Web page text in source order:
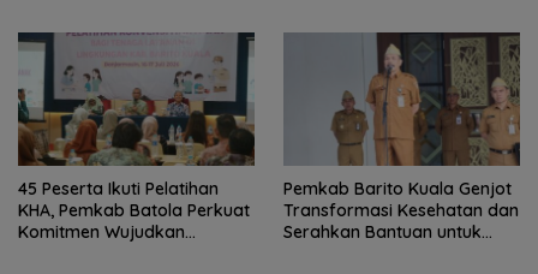
45 Peserta Ikuti Pelatihan
KHA, Pemkab Batola Perkuat
Komitmen Wujudkan
Pemkab Barito Kuala Genjot
Transformasi Kesehatan dan
Serahkan Bantuan untuk